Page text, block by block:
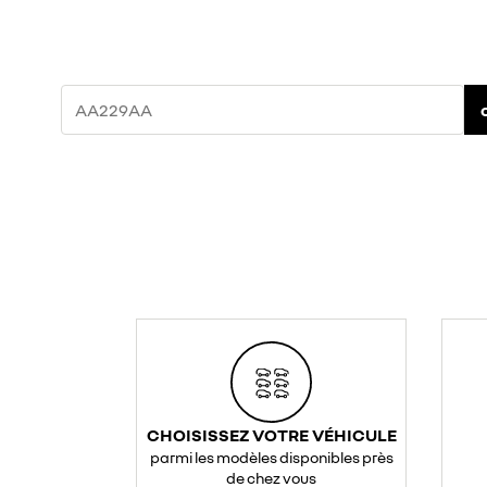
CHOISISSEZ VOTRE VÉHICULE
parmi les modèles disponibles près
de chez vous